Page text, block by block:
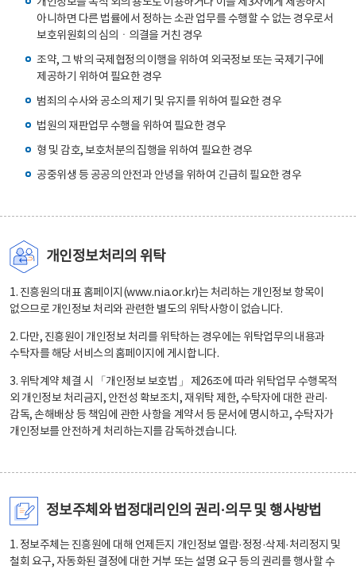
아니하면 다른 법률에서 정하는 소관 업무를 수행할 수 없는 경우로서
보호위원회의 심의ㆍ의결을 거친 경우
조약, 그 밖의 국제협정의 이행을 위하여 외국정보 또는 국제기구에
제공하기 위하여 필요한 경우
범죄의 수사와 공소의 제기 및 유지를 위하여 필요한 경우
법원의 재판업무 수행을 위하여 필요한 경우
형 및 감호, 보호처분의 집행을 위하여 필요한 경우
공중위생 등 공공의 안전과 안녕을 위하여 긴급히 필요한 경우
개인정보처리의 위탁
1. 진흥원의 대표 홈페이지(www.nia.or.kr)는 처리하는 개인정보 항목이
없으므로 개인정보 처리와 관련한 별도의 위탁사항이 없습니다.
2. 다만, 진흥원이 개인정보 처리를 위탁하는 경우에는 위탁업무의 내용과
수탁자를 해당 서비스의 홈페이지에 게시합니다.
3. 위탁계약 체결 시 「개인정보 보호법」 제26조에 따라 위탁업무 수행목적
외 개인정보 처리금지, 안전성 확보조치, 재위탁 제한, 수탁자에 대한 관리·
감독, 손해배상 등 책임에 관한 사항을 계약서 등 문서에 명시하고, 수탁자가
개인정보를 안전하게 처리하는지를 감독하겠습니다.
정보주체와 법정대리인의 권리·의무 및 행사방법
1. 정보주체는 진흥원에 대해 언제든지 개인정보 열람·정정·삭제·처리정지 및
철회 요구, 자동화된 결정에 대한 거부 또는 설명 요구 등의 권리를 행사할 수